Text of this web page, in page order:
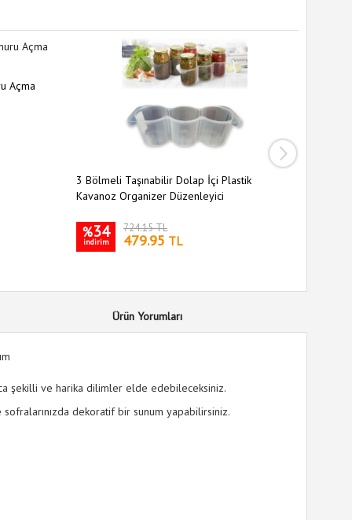
Açma
3 Bölmeli Taşınabilir Dolap İçi Plastik
Kavanoz Organizer Düzenleyici
%34
indirim
724.15 TL
479.95 TL
Ürün Yorumları
şekilli ve harika dilimler elde edebileceksiniz.
dekoratif bir sunum yapabilirsiniz.